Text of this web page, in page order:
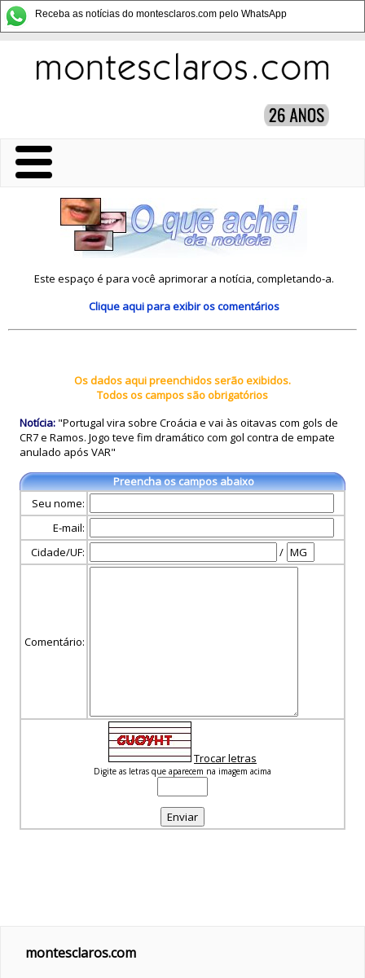
Receba as notícias do montesclaros.com pelo WhatsApp
Este espaço é para você aprimorar a notícia, completando-a.
Clique aquipara exibir os comentários
Os dados aqui preenchidos serão exibidos.
Todos os campos são obrigatórios
Notícia: "Portugal vira sobre Croácia e vai às oitavas com gols de
CR7 e Ramos. Jogo teve fim dramático com gol contra de empate
anulado após VAR"
Preencha os campos abaixo
Seu nome:
E-mail:
Cidade/UF:
/
Comentário:
Trocar letras
Digite as letras que aparecem na imagem acima
montesclaros.com